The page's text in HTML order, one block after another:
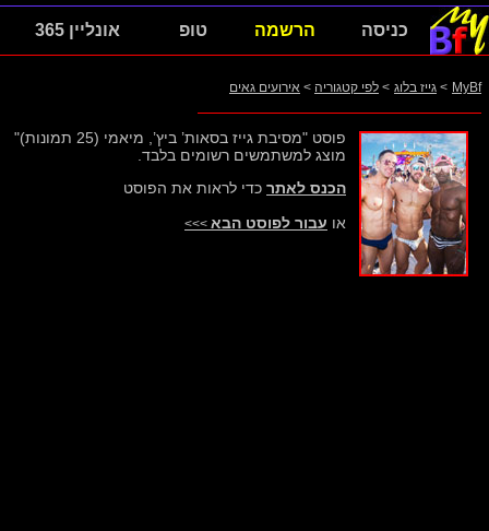
כניסה הרשמה טופ אונליין 365
MyBf
> גייז בלוג > לפי קטגוריה > אירועים גאים
פוסט "מסיבת גייז בסאות’ ביץ’, מיאמי (25 תמונות)"
מוצג למשתמשים רשומים בלבד.
הכנס לאתר כדי לראות את הפוסט
או עבור לפוסט הבא >>>